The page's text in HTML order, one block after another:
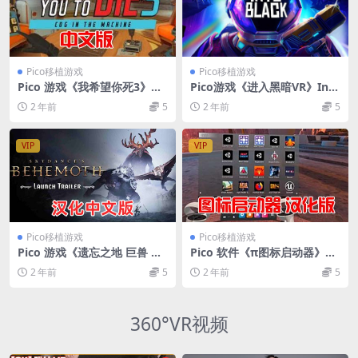
Pico移植游戏
Pico 游戏《我希望你死3》中
文 I Expect You die 3 VR Qu
est移植到Pico一体机游戏下
载
2 年前 5
Pico移植游戏
Pico游戏《进入黑暗VR》Into
Black VR 移植版Pico 一体机
版 下载 |Quest移植|
2 年前 5
VIP
Pico移植游戏
Pico 游戏《遗忘之地 巨兽 汉
化中文版》一体机游戏 移植版
Pico Skydances BEHEMOT
2 年前 5
VIP
Pico移植游戏
Pico 软件《π图标启动器》汉
化中文版 移植版 一体机 Que
st移植到PICO 工具
2 年前 5
360°VR视频